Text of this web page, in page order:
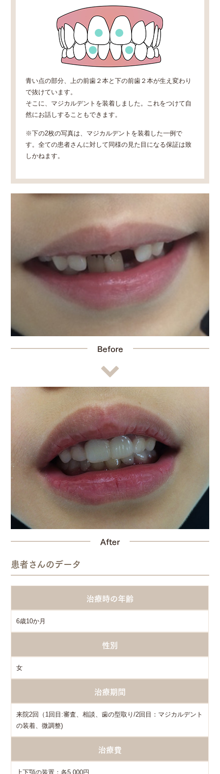
青い点の部分、上の前歯２本と下の前歯２本が生え変わり
で抜けています。
そこに、マジカルデントを装着しました。これをつけて自
然にお話しすることもできます。
※下の2枚の写真は、マジカルデントを装着した一例で
す。全ての患者さんに対して同様の見た目になる保証は致
しかねます。
Before
After
患者さんのデータ
治療時の年齢
6歳10か月
性別
女
治療期間
来院2回（1回目:審査、相談、歯の型取り/2回目：マジカルデント
の装着、微調整)
治療費
上下顎の装置：各5,000円